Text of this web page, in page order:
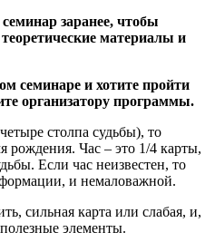
заранее, чтобы
материалы и
семинаре и хотите пройти
организатору программы.
столпа судьбы), то
рождения. Час – это 1/4 карты,
Если час неизвестен, то
и немаловажной.
сильная карта или слабая, и,
элементы.